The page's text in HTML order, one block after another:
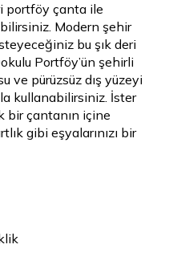
portföy çanta ile
Modern şehir
bu şık deri
Portföy’ün şehirli
ve pürüzsüz dış yüzeyi
kullanabilirsiniz. İster
bir çantanın içine
gibi eşyalarınızı bir